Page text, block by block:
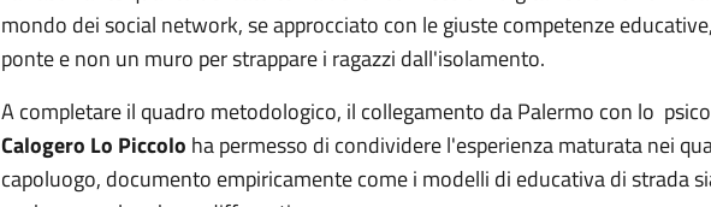
mondo dei social network, se approcciato con le giuste competenze
ponte e non un muro per strappare i ragazzi dall'isolamento.
A completare il quadro metodologico, il collegamento da Palermo con lo
Calogero Lo Piccolo ha permesso di condividere l'esperienza maturata nei
capoluogo, documento empiricamente come i modelli di educativa di strada